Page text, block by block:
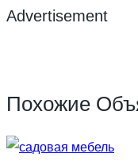
Advertisement
Похожие